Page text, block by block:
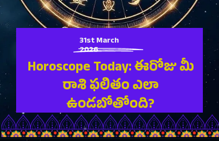
Horoscope Today: ఈరోజు మీ
రాశి ఫలితం ఎలా
ఉండబోతోంది?
31st March
2026